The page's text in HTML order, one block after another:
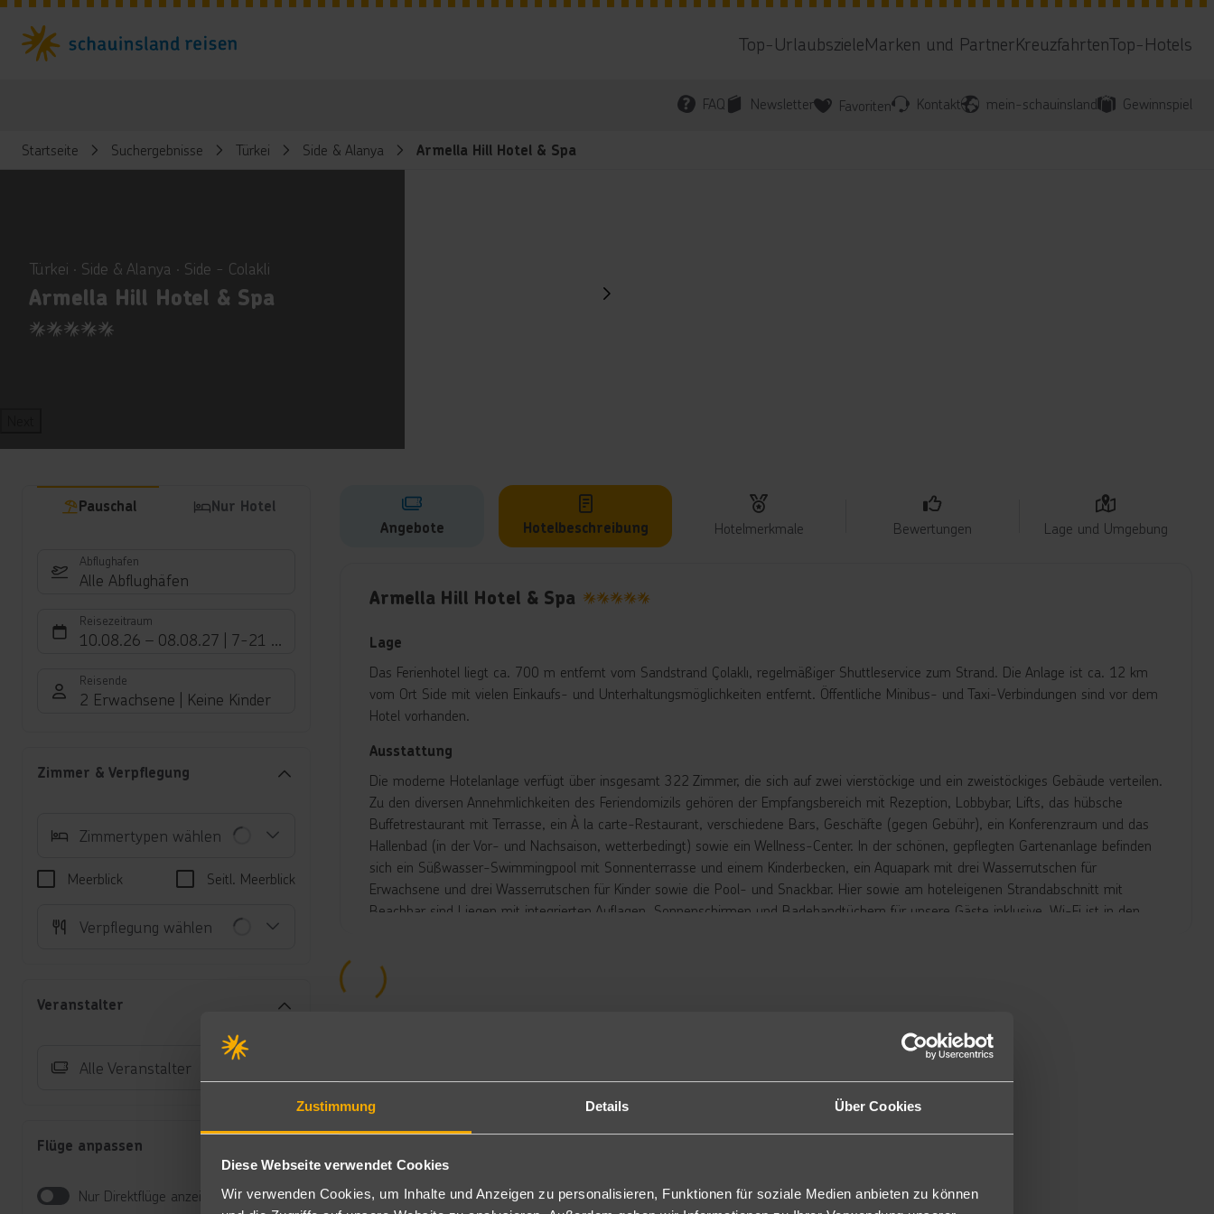
Zustimmung Details Über Cookies
Diese Webseite verwendet Cookies
Wir verwenden Cookies, um Inhalte und Anzeigen zu personalisieren, Funktionen für soziale Medien anbieten zu können
Top-UrlaubszieleMarken und PartnerKreuzfahrtenTop-Hotels
FAQ Newsletter Favoriten Kontakt mein-schauinsland Gewinnspiel
Startseite Suchergebnisse Türkei Side & Alanya Armella Hill Hotel & Spa
Türkei ∙ Side & Alanya ∙ Side - Colakli
Armella Hill Hotel & Spa
5
Pauschal Nur Hotel
Abflughafen
Alle Abflughäfen
Reisezeitraum
10.08.26 – 08.08.27 7-21 Nächte
Reisende
2 Erwachsene Keine Kinder
Zimmer & Verpflegung
Zimmertypen wählen
Meerblick Seitl. Meerblick
Verpflegung wählen
Veranstalter
Alle Veranstalter
Flüge anpassen
Nur Direktflüge anzeigen
Angebote Hotelbeschreibung Hotelmerkmale Bewertungen Lage und Umgebung
Armella Hill Hotel & Spa
Lage
Das Ferienhotel liegt ca. 700 m entfernt vom Sandstrand Çolaklı, regelmäßiger Shuttleservice zum Strand. Die Anlage ist ca. 12 km
vom Ort Side mit vielen Einkaufs- und Unterhaltungsmöglichkeiten entfernt. Öffentliche Minibus- und Taxi-Verbindungen sind vor dem
Hotel vorhanden.
Ausstattung
Die moderne Hotelanlage verfügt über insgesamt 322 Zimmer, die sich auf zwei vierstöckige und ein zweistöckiges Gebäude verteilen.
Zu den diversen Annehmlichkeiten des Feriendomizils gehören der Empfangsbereich mit Rezeption, Lobbybar, Lifts, das hübsche
Buffetrestaurant mit Terrasse, ein À la carte-Restaurant, verschiedene Bars, Geschäfte (gegen Gebühr), ein Konferenzraum und das
Hallenbad (in der Vor- und Nachsaison, wetterbedingt) sowie ein Wellness-Center. In der schönen, gepflegten Gartenanlage befinden
sich ein Süßwasser-Swimmingpool mit Sonnenterrasse und einem Kinderbecken, ein Aquapark mit drei Wasserrutschen für
Erwachsene und drei Wasserrutschen für Kinder sowie die Pool- und Snackbar. Hier sowie am hoteleigenen Strandabschnitt mit
Beachbar sind Liegen mit integrierten Auflagen, Sonnenschirmen und Badehandtüchern für unsere Gäste inklusive. Wi-Fi ist in den
Unterbringung
Balkon (D). Zimmer für 1+1 in begrenzter Anzahl und zu günstigeren Konditionen buchbar (DEA/DEB). Auch als Poolblickzimmer
(PD) oder mit seitlichen Meerblick buchbar (DY2), im Sommer 26 zur Meerseite buchbar (DY2). DZ=EZ zur Alleinbenutzung
Für Sommer '27 sind Doppelzimmer mit Poolblick (DPI) oder seitlichem Meerblick (DYI) in begrenzter Anzahl zu günstigeren
Für Sommer '27 sind Doppelzimmer mit Landblick für Familien mit Kinder in begrenzter Anzahl zu günstigeren Konditionen
Doppelzimmer Swim Up: Die Zimmer sind identisch mit den Doppelzimmern und haben direkten Zugang zum Gemeinschaftspool
über die eigene Terrasse, die in den Pool integriert ist. Stühle, Tisch und Liegen stehen leicht im flachen Wasser (SWD). Auch als